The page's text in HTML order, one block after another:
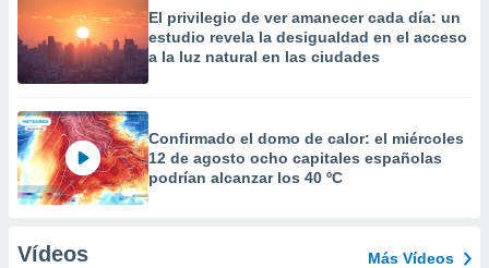
El privilegio de ver amanecer cada día: un
estudio revela la desigualdad en el acceso
a la luz natural en las ciudades
Confirmado el domo de calor: el miércoles
12 de agosto ocho capitales españolas
podrían alcanzar los 40 ºC
Vídeos Más Vídeos